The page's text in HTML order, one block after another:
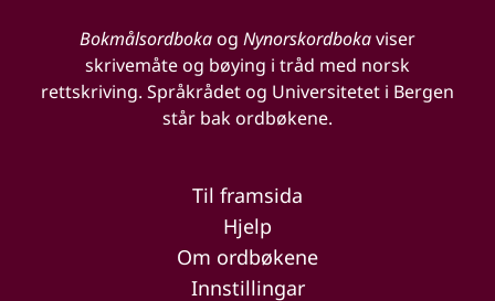
Bokmålsordbokaog Nynorskordbokaviser
skrivemåte og bøying i tråd med norsk
rettskriving. Språkrådet og Universitetet i Bergen
står bak ordbøkene.
Til framsida
Hjelp
Om ordbøkene
Innstillingar